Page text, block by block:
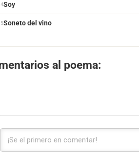
Soy
Soneto del vino
al poema: